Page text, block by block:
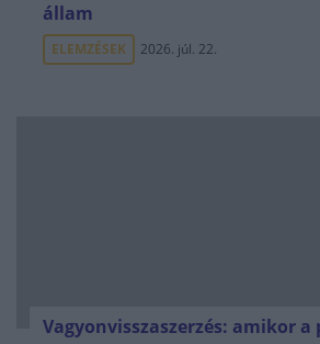
állam
ELEMZÉSEK 2026. júl. 22.
Vagyonvisszaszerzés: amikor a